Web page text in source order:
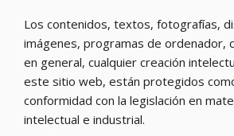
Los contenidos, textos, fotografías,
imágenes, programas de ordenador,
en general, cualquier creación
este sitio web, están protegidos
conformidad con la legislación en
intelectual e industrial.